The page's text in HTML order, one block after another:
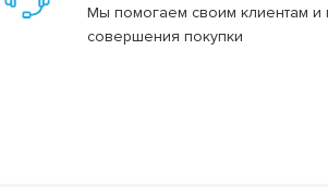
Мы помогаем своим клиентам и
совершения покупки